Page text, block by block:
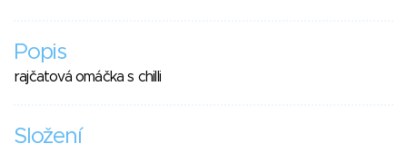
Popis
rajčatová omáčka s chilli
Složení